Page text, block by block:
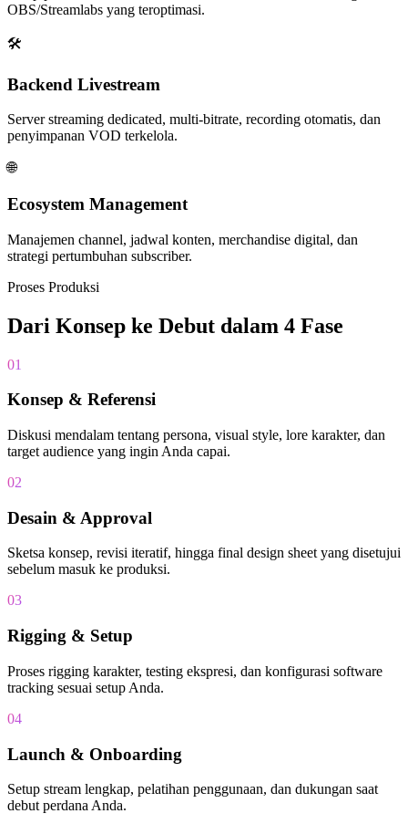
OBS/Streamlabs yang teroptimasi.
🛠️
Backend Livestream
Server streaming dedicated, multi-bitrate, recording otomatis, dan
penyimpanan VOD terkelola.
🌐
Ecosystem Management
Manajemen channel, jadwal konten, merchandise digital, dan
strategi pertumbuhan subscriber.
Proses Produksi
Dari Konsep ke Debut dalam 4 Fase
01
Konsep & Referensi
Diskusi mendalam tentang persona, visual style, lore karakter, dan
target audience yang ingin Anda capai.
02
Desain & Approval
Sketsa konsep, revisi iteratif, hingga final design sheet yang disetujui
sebelum masuk ke produksi.
03
Rigging & Setup
Proses rigging karakter, testing ekspresi, dan konfigurasi software
tracking sesuai setup Anda.
04
Launch & Onboarding
Setup stream lengkap, pelatihan penggunaan, dan dukungan saat
debut perdana Anda.